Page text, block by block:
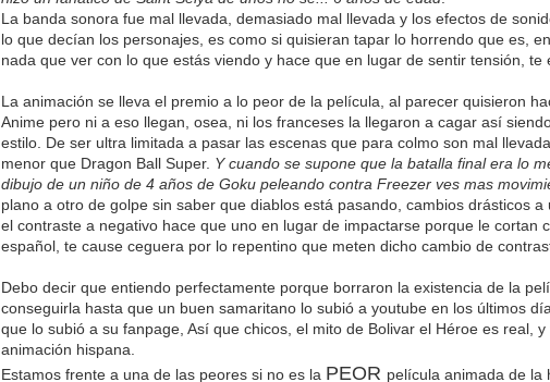
La banda sonora fue mal llevada, demasiado mal llevada y los efectos de
lo que decían los personajes, es como si quisieran tapar lo horrendo que es,
nada que ver con lo que estás viendo y hace que en lugar de sentir tensión, te
La animación se lleva el premio a lo peor de la película, al parecer quisieron
Anime pero ni a eso llegan, osea, ni los franceses la llegaron a cagar así
estilo. De ser ultra limitada a pasar las escenas que para colmo son mal
menor que Dragon Ball Super. Y cuando se supone que la batalla final era lo
dibujo de un niño de 4 años de Goku peleando contra Freezer ves mas
plano a otro de golpe sin saber que diablos está pasando, cambios drásticos
el contraste a negativo hace que uno en lugar de impactarse porque le cortan
español, te cause ceguera por lo repentino que meten dicho cambio de
Debo decir que entiendo perfectamente porque borraron la existencia de la
conseguirla hasta que un buen samaritano lo subió a youtube en los últimos
que lo subió a su fanpage, Así que chicos, el mito de Bolivar el Héroe es real,
animación hispana.
Estamos frente a una de las peores si no es la PEOR película animada de la